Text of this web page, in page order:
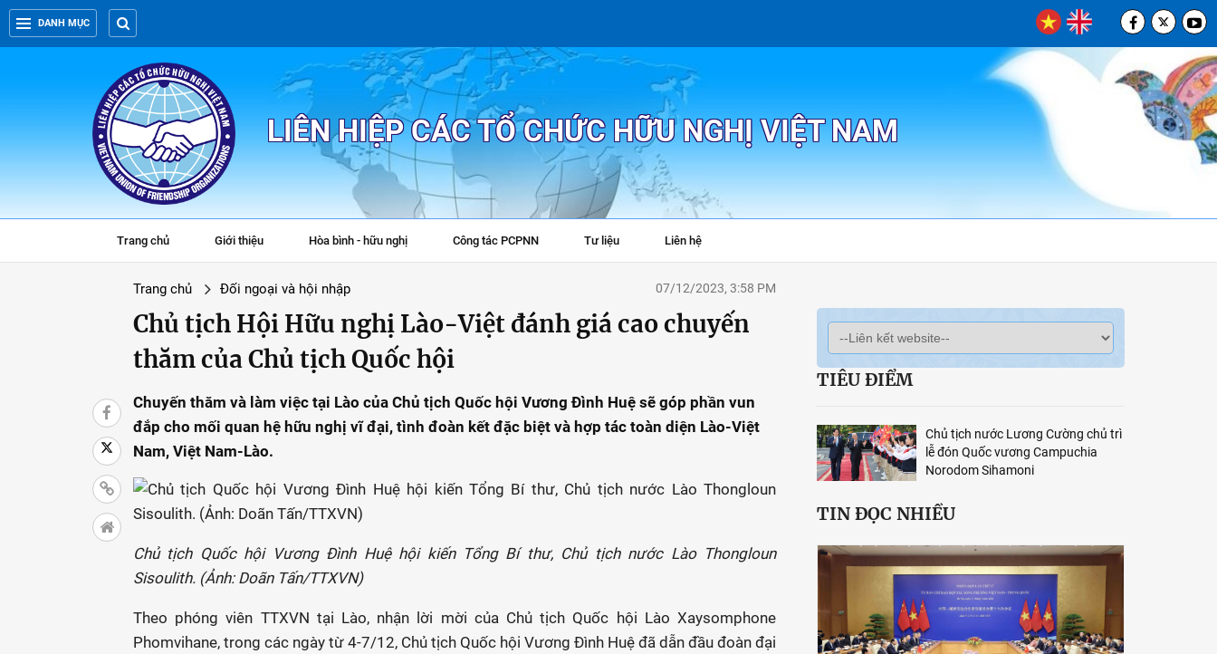
DANH MỤC
LIÊN HIỆP CÁC TỔ CHỨC HỮU NGHỊ VIỆT NAM
Trang chủ Giới thiệu Hòa bình - hữu nghị Công tác PCPNN Tư liệu Liên hệ
Trang chủ Đối ngoại và hội nhập 07/12/2023, 3:58 PM
Chủ tịch Hội Hữu nghị Lào-Việt đánh giá cao chuyến
thăm của Chủ tịch Quốc hội
Chuyến thăm và làm việc tại Lào của Chủ tịch Quốc hội Vương Đình Huệ sẽ góp phần vun
đắp cho mối quan hệ hữu nghị vĩ đại, tình đoàn kết đặc biệt và hợp tác toàn diện Lào-Việt
Nam, Việt Nam-Lào.
Chủ tịch Quốc hội Vương Đình Huệ hội kiến Tổng Bí thư, Chủ tịch nước Lào Thongloun
Sisoulith. (Ảnh: Doãn Tấn/TTXVN)
Theo phóng viên TTXVN tại Lào, nhận lời mời của Chủ tịch Quốc hội Lào Xaysomphone
Phomvihane, trong các ngày từ 4-7/12, Chủ tịch Quốc hội Vương Đình Huệ đã dẫn đầu đoàn đại
TIÊU ĐIỂM
Chủ tịch nước Lương Cường chủ trì
lễ đón Quốc vương Campuchia
Norodom Sihamoni
TIN ĐỌC NHIỀU